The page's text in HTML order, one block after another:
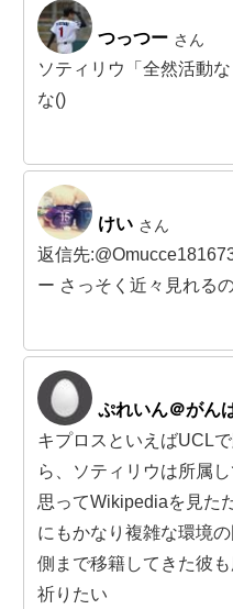
つっつー さん
ソティリウ「全然活動
な()
けい さん
返信先
ー さっそく近々見れる
ぷれいん＠がん
キプロスといえばUCL
ら、ソティリウは所属
思ってWikipediaを見た
にもかなり複雑な環境
側まで移籍してきた彼
祈りたい